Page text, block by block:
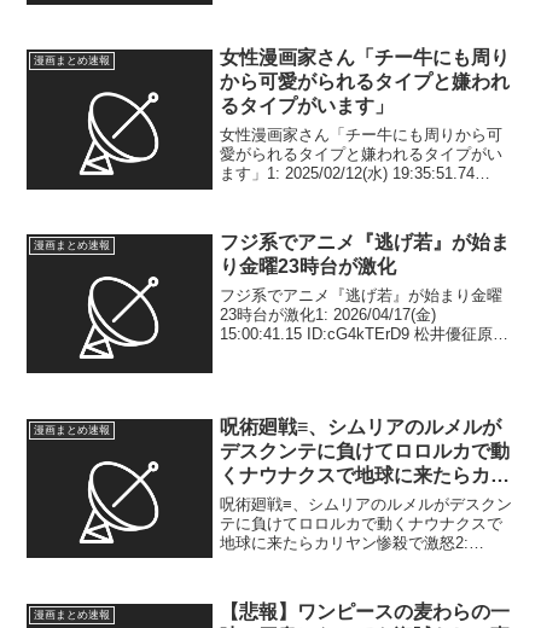
漫画まとめ速報
女性漫画家さん「チー牛にも周り
から可愛がられるタイプと嫌われ
るタイプがいます」
女性漫画家さん「チー牛にも周りから可
愛がられるタイプと嫌われるタイプがい
ます」1: 2025/02/12(水) 19:35:51.74
2025/02/12(水...
漫画まとめ速報
フジ系でアニメ『逃げ若』が始ま
り金曜23時台が激化
フジ系でアニメ『逃げ若』が始まり金曜
23時台が激化1: 2026/04/17(金)
15:00:41.15 ID:cG4kTErD9 松井優征原作
漫画まとめ速報
呪術廻戦≡、シムリアのルメルが
デスクンテに負けてロロルカで動
くナウナクスで地球に来たらカリ
ヤン惨殺で激怒
呪術廻戦≡、シムリアのルメルがデスクン
テに負けてロロルカで動くナウナクスで
地球に来たらカリヤン惨殺で激怒2:
2025/11/24(月) 03:...
漫画まとめ速報
【悲報】ワンピースの麦わらの一